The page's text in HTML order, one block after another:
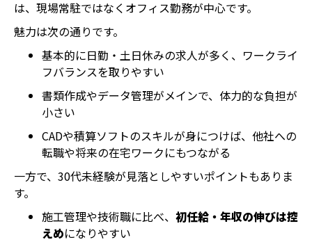
は、現場常駐ではなくオフィス勤務が中心です。
魅力は次の通りです。
基本的に日勤・土日休みの求人が多く、ワークライ
フバランスを取りやすい
書類作成やデータ管理がメインで、体力的な負担が
小さい
CADや積算ソフトのスキルが身につけば、他社への
転職や将来の在宅ワークにもつながる
一方で、30代未経験が見落としやすいポイントもありま
す。
施工管理や技術職に比べ、 初任給・年収の伸びは控
えめになりやすい